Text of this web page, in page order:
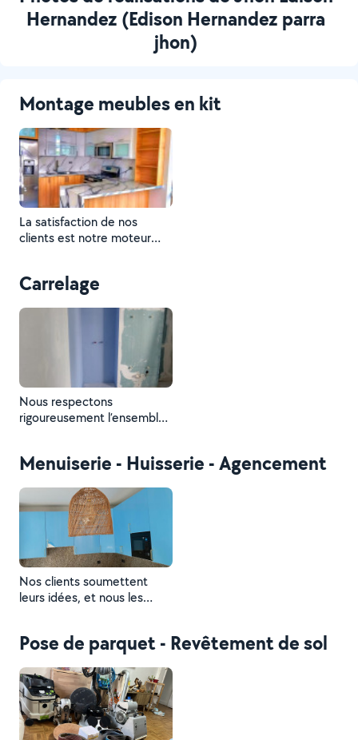
Hernandez (Edison Hernandez parra
jhon)
Montage meubles en kit
La satisfaction de nos
clients est notre moteur
jour.
Carrelage
Nous respectons
rigoureusement l’ensemble
matériaux, afin de garantir la
nos clients.
Menuiserie - Huisserie - Agencement
Nos clients soumettent
leurs idées, et nous les
Pose de parquet - Revêtement de sol